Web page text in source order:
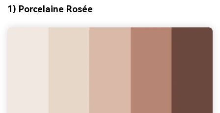
1) Porcelaine Rosée